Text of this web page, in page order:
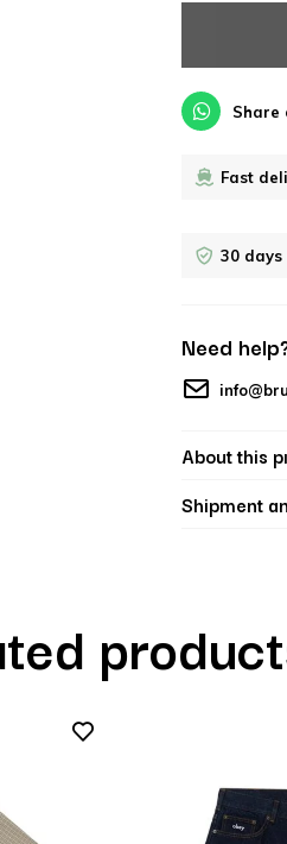
Share
Fast
30
Need
About this
Shipment